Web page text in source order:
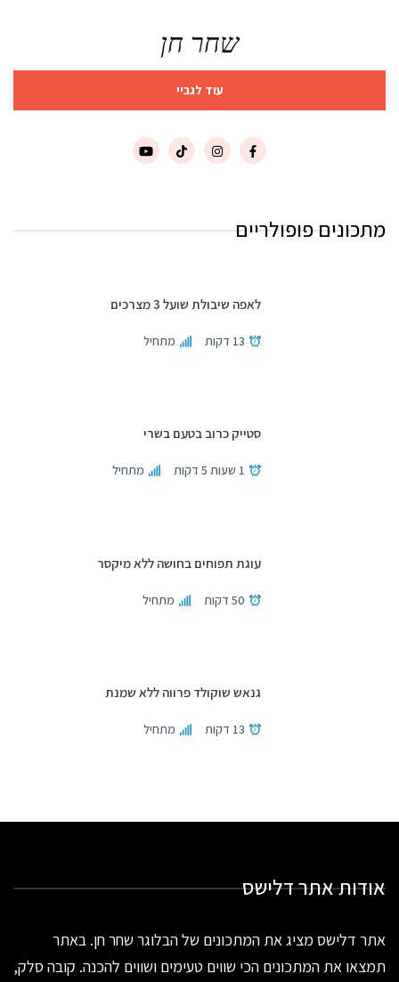
שחר חן
עוד לגביי
מתכונים פופולריים
לאפה שיבולת שועל 3 מצרכים
13 דקות מתחיל
סטייק כרוב בטעם בשרי
1 שעות 5 דקות מתחיל
עוגת תפוחים בחושה ללא מיקסר
50 דקות מתחיל
גנאש שוקולד פרווה ללא שמנת
13 דקות מתחיל
אודות אתר דלישס
אתר דלישס מציג את המתכונים של הבלוגר שחר חן. באתר
תמצאו את המתכונים הכי שווים טעימים ושווים להכנה. קובה סלק,